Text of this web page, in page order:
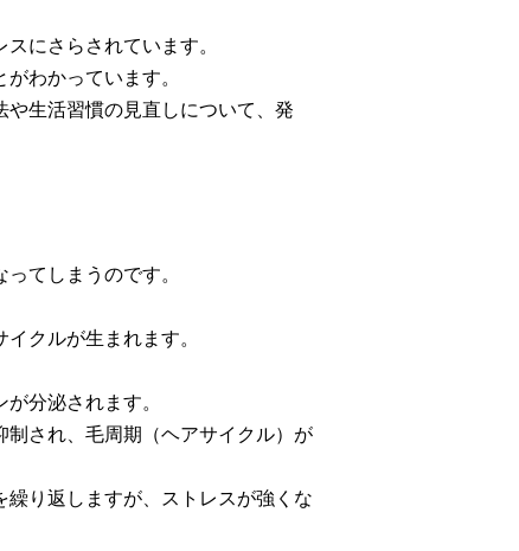
にさらされています。
わかっています。
生活習慣の見直しについて、発
てしまうのです。
クルが生まれます。
分泌されます。
され、毛周期（ヘアサイクル）が
り返しますが、ストレスが強くな